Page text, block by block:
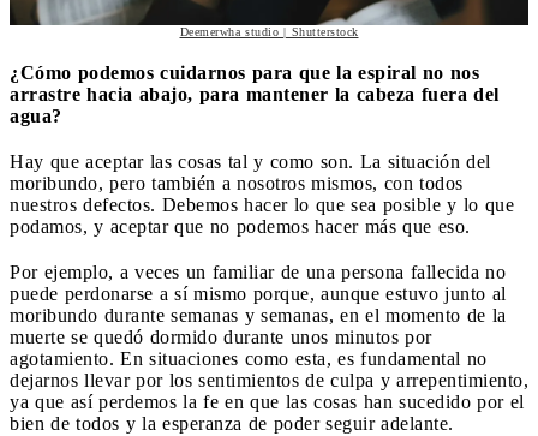
Deemerwha studio | Shutterstock
¿Cómo podemos cuidarnos para que la espiral no nos
arrastre hacia abajo, para mantener la cabeza fuera del
agua?
Hay que aceptar las cosas tal y como son. La situación del
moribundo, pero también a nosotros mismos, con todos
nuestros defectos. Debemos hacer lo que sea posible y lo que
podamos, y aceptar que no podemos hacer más que eso.
Por ejemplo, a veces un familiar de una persona fallecida no
puede perdonarse a sí mismo porque, aunque estuvo junto al
moribundo durante semanas y semanas, en el momento de la
muerte se quedó dormido durante unos minutos por
agotamiento. En situaciones como esta, es fundamental no
dejarnos llevar por los sentimientos de culpa y arrepentimiento,
ya que así perdemos la fe en que las cosas han sucedido por el
bien de todos y la esperanza de poder seguir adelante.